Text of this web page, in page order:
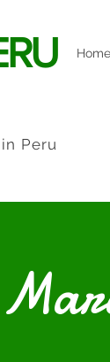
Home
Peru